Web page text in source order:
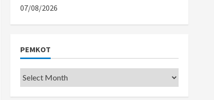
07/08/2026
PEMKOT
Pemkot